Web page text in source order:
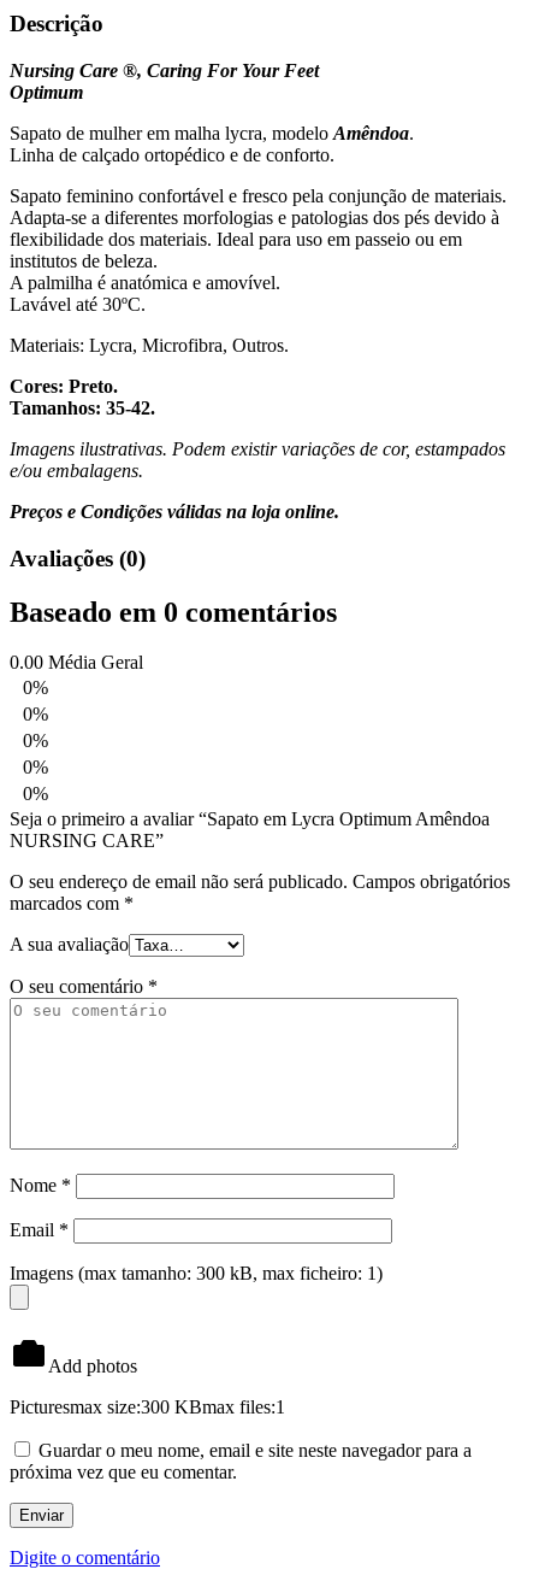
Descrição
Nursing Care ®, Caring For Your Feet
Optimum
Sapato de mulher em malha lycra, modelo Amêndoa.
Linha de calçado ortopédico e de conforto.
Sapato feminino confortável e fresco pela conjunção de materiais.
Adapta-se a diferentes morfologias e patologias dos pés devido à
flexibilidade dos materiais. Ideal para uso em passeio ou em
institutos de beleza.
A palmilha é anatómica e amovível.
Lavável até 30ºC.
Materiais: Lycra, Microfibra, Outros.
Cores: Preto.
Tamanhos: 35-42.
Imagens ilustrativas. Podem existir variações de cor, estampados
e/ou embalagens.
Preços e Condições válidas na loja online.
Avaliações (0)
Baseado em 0 comentários
0.00 Média Geral
0%
0%
0%
0%
0%
Seja o primeiro a avaliar “Sapato em Lycra Optimum Amêndoa
NURSING CARE”
O seu endereço de email não será publicado. Campos obrigatórios
marcados com *
A sua avaliação
O seu comentário *
Nome *
Email *
Imagens (max tamanho: 300 kB, max ficheiro: 1)
Add photos
Picturesmax size:300 KBmax files:1
Guardar o meu nome, email e site neste navegador para a
próxima vez que eu comentar.
Digite o comentário